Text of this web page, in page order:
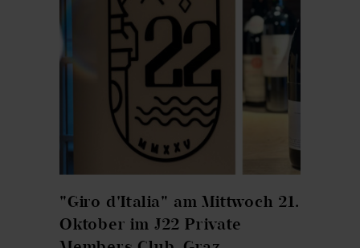
"Giro d'Italia" am Mittwoch 21.
Oktober im J22 Private